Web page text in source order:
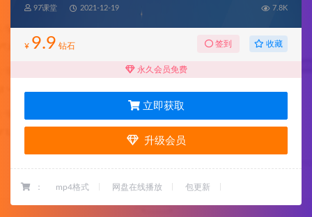
97课堂 2021-12-19 7.8K
¥ 9.9 钻石 签到 收藏
永久会员免费
立即获取
升级会员
： mp4格式 网盘在线播放 包更新